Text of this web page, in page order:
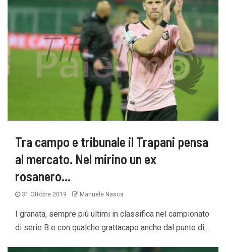
Tra campo e tribunale il Trapani pensa
al mercato. Nel mirino un ex
rosanero…
31 Ottobre 2019 Manuele Nasca
I granata, sempre più ultimi in classifica nel campionato
di serie B e con qualche grattacapo anche dal punto di...